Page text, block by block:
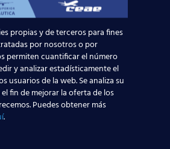
propias y de terceros para fines
por nosotros o por
permiten cuantificar el número
y analizar estadísticamente el
usuarios de la web. Se analiza su
fin de mejorar la oferta de los
Puedes obtener más
.